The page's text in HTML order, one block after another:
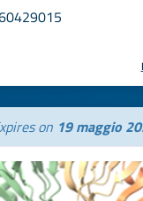
on 19 maggio